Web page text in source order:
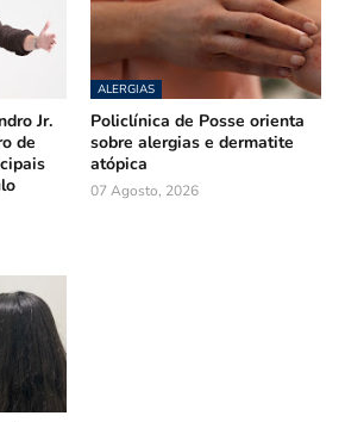
Jr.
de
ALERGIAS
Policlínica de Posse orienta
sobre alergias e dermatite
atópica
07 Agosto, 2026